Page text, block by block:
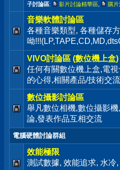
子討論區: 影片討論精華區 購片
音樂軟體討論區
各種音樂類型, 各種儲存
呦
VIVO討論區 (數位機上盒)
任何有關數位機上盒,電
的心得,相關產品/技術交
數位攝影討論區
舉凡數位相機,數位攝影
論,發表作品互相交流
電腦硬體討論群組
效能極限
測試數據, 效能追求, 水冷